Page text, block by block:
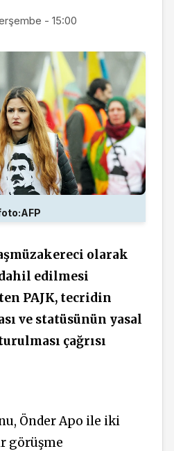
- 15:00
olarak
edilmesi
PAJK, tecridin
ve statüsünün yasal
çağrısı
Önder Apo ile iki
görüşme